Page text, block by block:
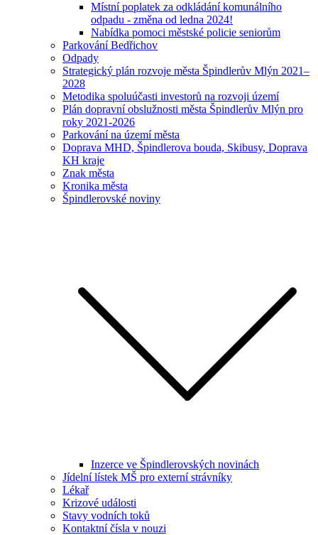
Místní poplatek za odkládání komunálního
odpadu - změna od ledna 2024!
Nabídka pomoci městské policie seniorům
Parkování Bedřichov
Odpady
Strategický plán rozvoje města Špindlerův Mlýn 2021–
2028
Metodika spoluúčasti investorů na rozvoji území
Plán dopravní obslužnosti města Špindlerův Mlýn pro
roky 2021-2026
Parkování na území města
Doprava MHD, Špindlerova bouda, Skibusy, Doprava
KH kraje
Znak města
Kronika města
Špindlerovské noviny
Inzerce ve Špindlerovských novinách
Jídelní lístek MŠ pro externí strávníky
Lékař
Krizové události
Stavy vodních toků
Kontaktní čísla v nouzi